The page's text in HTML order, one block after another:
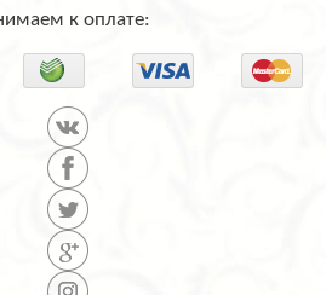
к оплате: